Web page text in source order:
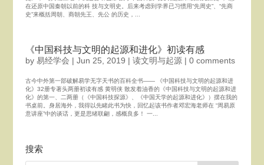
在还原中国秦朝以前的科 技与文明史。后来考虑到学界已习惯用“先周史”、“先商
史”来概括周朝、商朝先王、先公 的历史，...
《中国科技与文明的起源和进化》初读有感
by 易经学会 | Jun 25, 2019 | 读文明与起源| 0 comments
古今中外第一部破解易学无字天书的百科全书—— 《中国科技与文明的起源和进
化》32册专著头两册初读有感 黄明侠 散发着油香的《中国科技与文明的起源和进
化》的第一、二两册（《中国科技探源》、《中国天学的起源和进化》）摆在我的
书桌前。身居海外，我得以先睹此书为快，回忆起该书作者邓宏海老师在 “周易原
意讲座”中的谈话，更是思绪联翩，感概良多！ 一...
搜索